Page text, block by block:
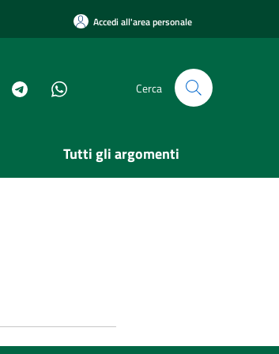
Accedi all'area personale
Cerca
Tutti gli argomenti